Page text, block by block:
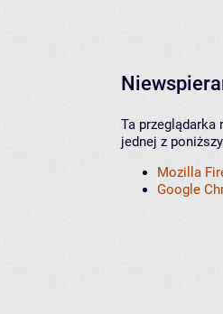
Ta przeglądarka
jednej z
Mozilla
Google